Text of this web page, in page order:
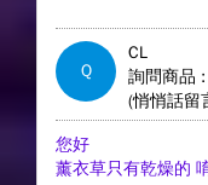
Q
CL
詢問商品 :
(悄悄話留
您好
薰衣草只有乾燥的